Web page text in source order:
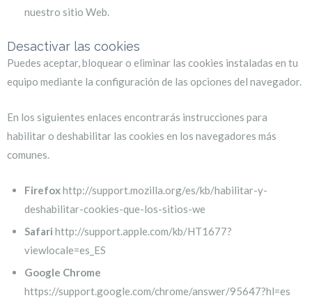
nuestro sitio Web.
Desactivar las cookies
Puedes aceptar, bloquear o eliminar las cookies instaladas en tu
equipo mediante la configuración de las opciones del navegador.
En los siguientes enlaces encontrarás instrucciones para
habilitar o deshabilitar las cookies en los navegadores más
comunes.
Firefoxhttp://support.mozilla.org/es/kb/habilitar-y-
deshabilitar-cookies-que-los-sitios-we
Safari http://support.apple.com/kb/HT1677?
viewlocale=es_ES
Google Chrome
https://support.google.com/chrome/answer/95647?hl=es